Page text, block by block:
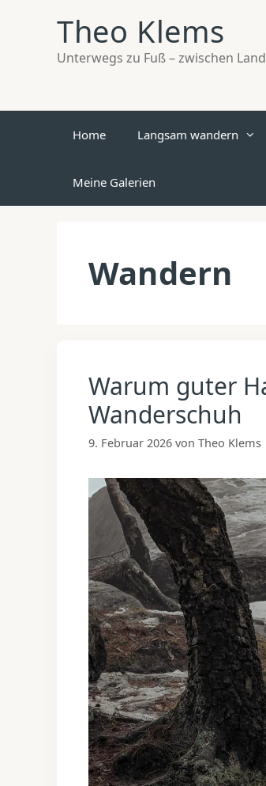
Theo Klems
Unterwegs zu Fuß – zwischen
Home Langsam wandern
Meine Galerien
Wandern
Warum guter
Wanderschuh
9. Februar 2026 von Theo Klems